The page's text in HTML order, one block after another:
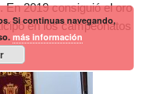
En 2019 consiguió el oro
en los campeonatos
Si continuas navegando,
más información